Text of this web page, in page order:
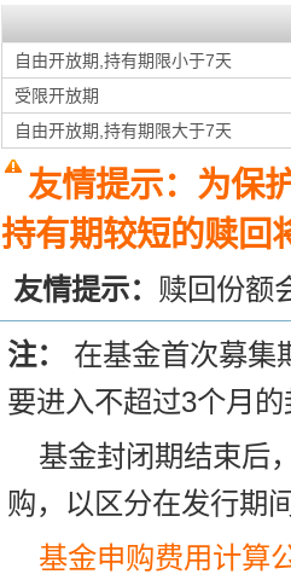
自由开放期,持有期限小于7天
受限开放期
自由开放期,持有期限大于7天
友情提示：为保
持有期较短的赎回
友情提示： 赎回份额
注： 在基金首次募集
要进入不超过3个月
基金封闭期结束后
购，以区分在发行期
基金申购费用计算